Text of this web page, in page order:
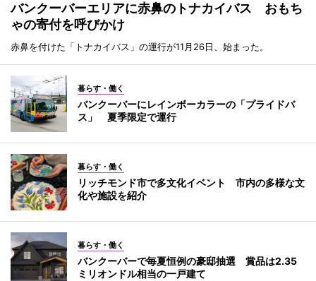
バンクーバーエリアに赤鼻のトナカイバス おもち
ゃの寄付を呼びかけ
赤鼻を付けた「トナカイバス」の運行が11月26日、始まった。
暮らす・働く
バンクーバーにレインボーカラーの「プライドバ
ス」 夏季限定で運行
暮らす・働く
リッチモンド市で多文化イベント 市内の多様な文
化や施設を紹介
暮らす・働く
バンクーバーで毎夏恒例の豪邸抽選 賞品は2.35
ミリオンドル相当の一戸建て